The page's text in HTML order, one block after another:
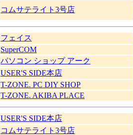
コムサテライト3号店
フェイス
SuperCOM
パソコン ショップ アーク
USER'S SIDE本店
T-ZONE. PC DIY SHOP
T-ZONE. AKIBA PLACE
USER'S SIDE本店
コムサテライト3号店